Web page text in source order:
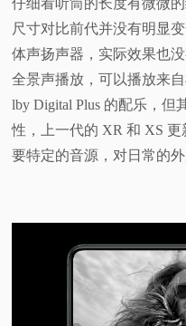
尺寸对比前代并没有明显
体声扬声器，实际效果也
全景声播放，可以播放来
lby Digital Plus 的配乐，但
性，上一代的 XR 和 XS
要特定的音源，对日常的外